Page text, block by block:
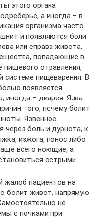
этого органа
а иногда – в
организма часто
и появляются боли
или справа живота.
попадающие в
пищевого отравления,
системе пищеварения. В
появляется
иногда – диарея. Язва
того, почему болит
Язвенное
через боль и дурнота, к
изжога, понос либо
всего ноющие, а
острыми.
жалоб пациентов на
болит живот, напрямую
не
с почками при